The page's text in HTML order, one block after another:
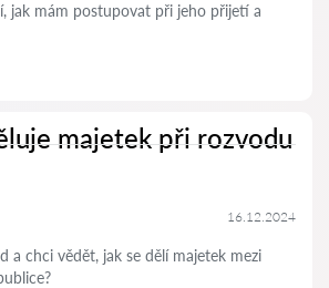
jak mám postupovat při jeho přijetí a
majetek při rozvodu
16.12.2024
a chci vědět, jak se dělí majetek mezi